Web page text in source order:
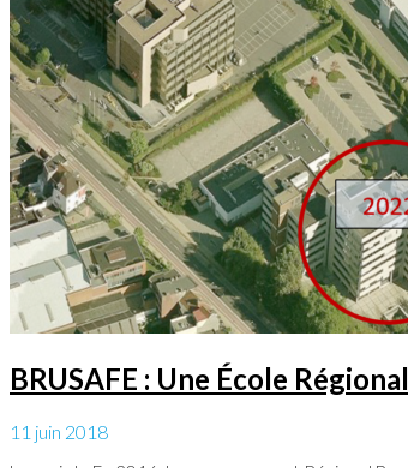
BRUSAFE : Une École
11 juin 2018